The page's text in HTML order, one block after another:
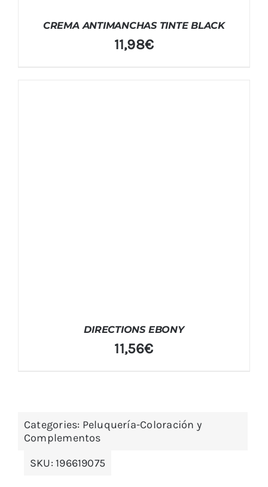
CREMA ANTIMANCHAS TINTE BLACK
11,98€
DIRECTIONS EBONY
11,56€
Categories: Peluquería-Coloración y
Complementos
SKU:196619075